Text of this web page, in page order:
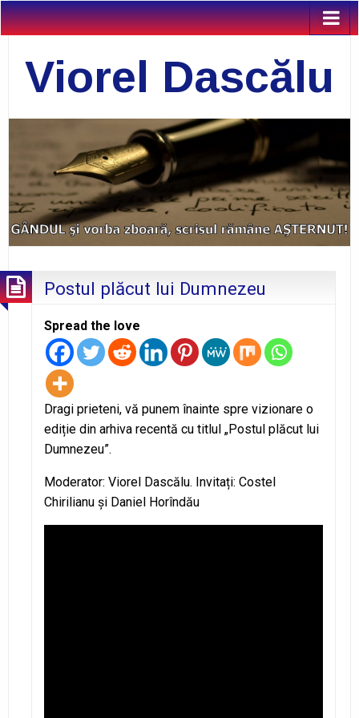
Viorel Dascălu
Postul plăcut lui Dumnezeu
Spread the love
Dragi prieteni, vă punem înainte spre vizionare o
ediție din arhiva recentă cu titlul „Postul plăcut lui
Dumnezeu”.
Moderator: Viorel Dascălu. Invitați: Costel
Chirilianu și Daniel Horîndău